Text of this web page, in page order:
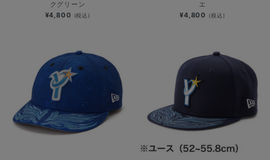
クグリーン
¥4,800 (税込)
エ
¥4,800 (税込)